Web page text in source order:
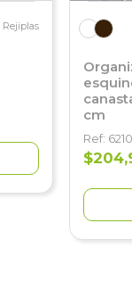
Rejiplas
cm
Ref: 6210